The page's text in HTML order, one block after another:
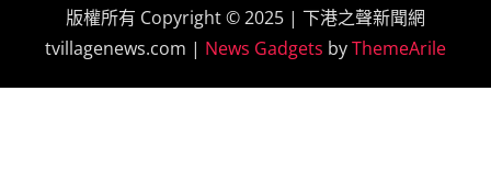
版權所有 Copyright © 2025 | 下港之聲新聞網
tvillagenews.com | News Gadgets byThemeArile